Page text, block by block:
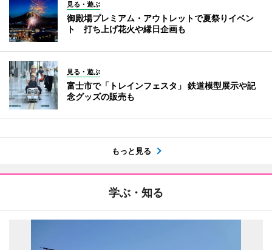
見る・遊ぶ
御殿場プレミアム・アウトレットで夏祭りイベン
ト 打ち上げ花火や縁日企画も
見る・遊ぶ
富士市で「トレインフェスタ」 鉄道模型展示や記
念グッズの販売も
もっと見る
学ぶ・知る